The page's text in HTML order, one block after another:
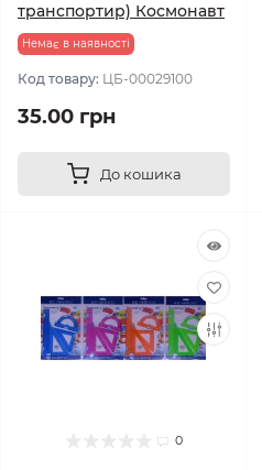
транспортир) Космонавт
Немає в наявності
Код товару: ЦБ-00029100
35.00 грн
До кошика
0